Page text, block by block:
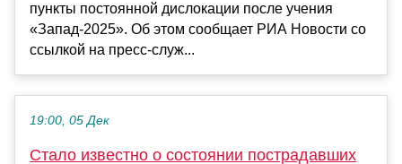
пункты постоянной дислокации после учения
«Запад-2025». Об этом сообщает РИА Новости со
ссылкой на пресс-служ...
19:00, 05 Дек
Стало известно о состоянии пострадавших